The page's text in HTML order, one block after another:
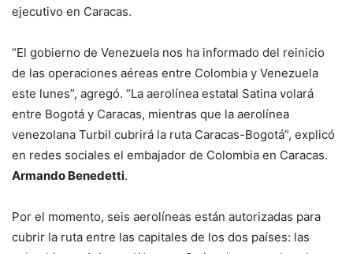
ejecutivo en Caracas.
“El gobierno de Venezuela nos ha informado del reinicio
de las operaciones aéreas entre Colombia y Venezuela
este lunes”, agregó. “La aerolínea estatal Satina volará
entre Bogotá y Caracas, mientras que la aerolínea
venezolana Turbil cubrirá la ruta Caracas-Bogotá”, explicó
en redes sociales el embajador de Colombia en Caracas.
Armando Benedetti.
Por el momento, seis aerolíneas están autorizadas para
cubrir la ruta entre las capitales de los dos países: las